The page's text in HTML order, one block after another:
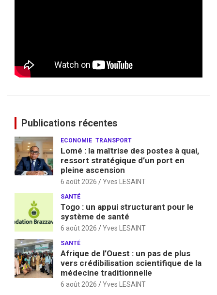
Publications récentes
ECONOMIE TRANSPORT
Lomé : la maîtrise des postes à quai,
ressort stratégique d’un port en
pleine ascension
6 août 2026 Yves LESAINT
SANTÉ
Togo : un appui structurant pour le
système de santé
6 août 2026 Yves LESAINT
SANTÉ
Afrique de l’Ouest : un pas de plus
vers crédibilisation scientifique de la
médecine traditionnelle
6 août 2026 Yves LESAINT